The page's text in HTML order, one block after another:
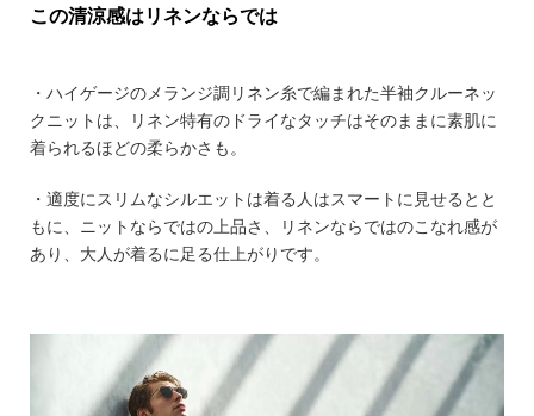
この清涼感はリネンならでは
・ハイゲージのメランジ調リネン糸で編まれた半袖クルーネッ
クニットは、リネン特有のドライなタッチはそのままに素肌に
着られるほどの柔らかさも。
・適度にスリムなシルエットは着る人はスマートに見せるとと
もに、ニットならではの上品さ、リネンならではのこなれ感が
あり、大人が着るに足る仕上がりです。